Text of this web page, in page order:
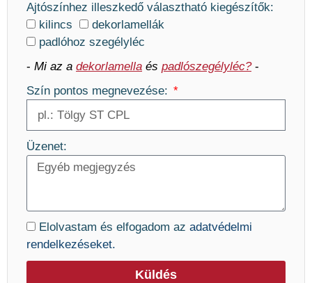
Ajtószínhez illeszkedő választható kiegészítők:
kilincs
dekorlamellák
padlóhoz szegélyléc
- Mi az a dekorlamella és padlószegélyléc?-
Szín pontos megnevezése:
Üzenet:
Elolvastam és elfogadom az adatvédelmi
rendelkezéseket.
Küldés